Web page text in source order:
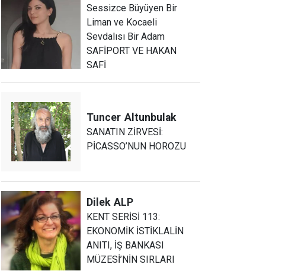
Sessizce Büyüyen Bir
Liman ve Kocaeli
Sevdalısı Bir Adam
SAFİPORT VE HAKAN
SAFİ
Tuncer Altunbulak
SANATIN ZİRVESİ:
PİCASSO’NUN HOROZU
Dilek ALP
KENT SERİSİ 113:
EKONOMİK İSTİKLALİN
ANITI, İŞ BANKASI
MÜZESİ’NİN SIRLARI